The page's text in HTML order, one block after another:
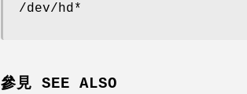
/dev/hd*
參見 SEE ALSO